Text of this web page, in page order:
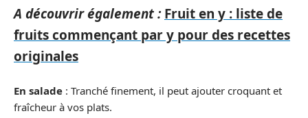
A découvrir également : Fruit en y : liste de
fruits commençant par y pour des recettes
originales
En salade : Tranché finement, il peut ajouter croquant et
fraîcheur à vos plats.